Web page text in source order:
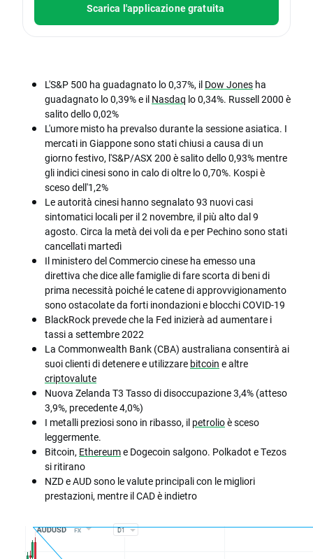
Scarica l'applicazione gratuita
L'S&P 500 ha guadagnato lo 0,37%, il Dow Jones ha
guadagnato lo 0,39% e il Nasdaq lo 0,34%. Russell 2000 è
salito dello 0,02%
L'umore misto ha prevalso durante la sessione asiatica. I
mercati in Giappone sono stati chiusi a causa di un
giorno festivo, l'S&P/ASX 200 è salito dello 0,93% mentre
gli indici cinesi sono in calo di oltre lo 0,70%. Kospi è
sceso dell'1,2%
Le autorità cinesi hanno segnalato 93 nuovi casi
sintomatici locali per il 2 novembre, il più alto dal 9
agosto. Circa la metà dei voli da e per Pechino sono stati
cancellati martedì
Il ministero del Commercio cinese ha emesso una
direttiva che dice alle famiglie di fare scorta di beni di
prima necessità poiché le catene di approvvigionamento
sono ostacolate da forti inondazioni e blocchi COVID-19
BlackRock prevede che la Fed inizierà ad aumentare i
tassi a settembre 2022
La Commonwealth Bank (CBA) australiana consentirà ai
suoi clienti di detenere e utilizzare bitcoin e altre
criptovalute
Nuova Zelanda T3 Tasso di disoccupazione 3,4% (atteso
3,9%, precedente 4,0%)
I metalli preziosi sono in ribasso, il petrolioè sceso
leggermente.
Bitcoin, Ethereume Dogecoin salgono. Polkadot e Tezos
si ritirano
NZD e AUD sono le valute principali con le migliori
prestazioni, mentre il CAD è indietro​​​​​​​